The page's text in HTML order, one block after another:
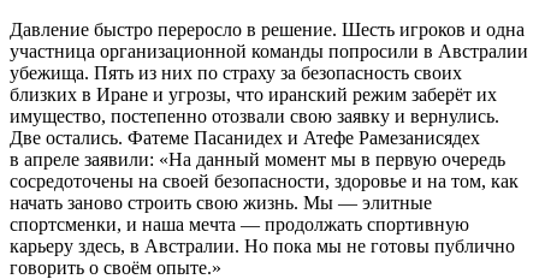
Давление быстро переросло в решение. Шесть игроков и одна
участница организационной команды попросили в Австралии
убежища. Пять из них по страху за безопасность своих
близких в Иране и угрозы, что иранский режим заберёт их
имущество, постепенно отозвали свою заявку и вернулись.
Две остались. Фатеме Пасанидех и Атефе Рамезанисядех
в апреле заявили: «На данный момент мы в первую очередь
сосредоточены на своей безопасности, здоровье и на том, как
начать заново строить свою жизнь. Мы — элитные
спортсменки, и наша мечта — продолжать спортивную
карьеру здесь, в Австралии. Но пока мы не готовы публично
говорить о своём опыте.»